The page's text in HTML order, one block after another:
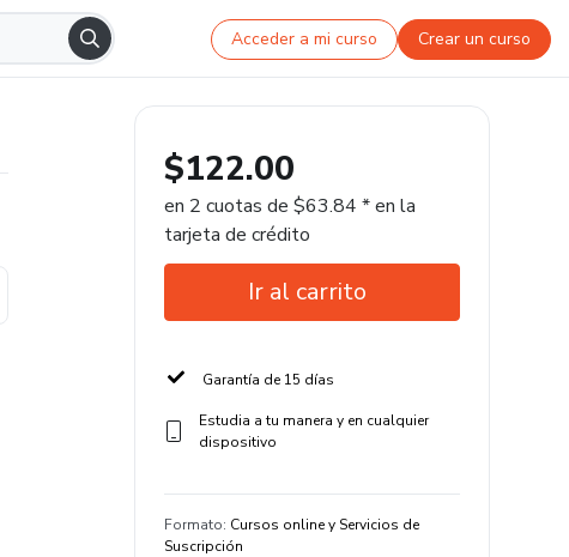
Acceder a mi curso Crear un curso
$122.00
en 2 cuotas de $63.84 * en la
tarjeta de crédito
Ir al carrito
Garantía de 15 días
Estudia a tu manera y en cualquier
dispositivo
Formato: Cursos online y Servicios de
Suscripción